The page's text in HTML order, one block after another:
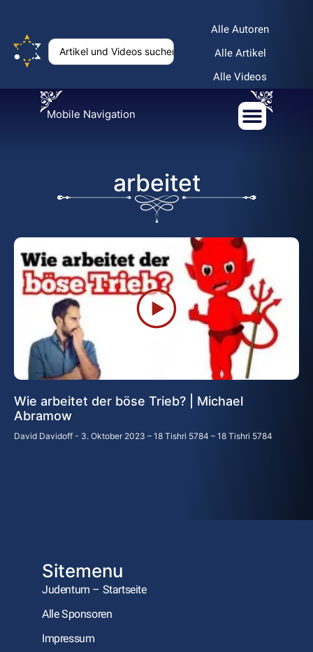
Alle Autoren
Alle Artikel
Alle Videos
Mobile Navigation
arbeitet
Wie arbeitet der böse Trieb? | Michael
Abramow
David Davidoff 3. Oktober 2023 – 18 Tishri 5784 – 18 Tishri 5784
Sitemenu
Judentum – Startseite
Alle Sponsoren
Impressum